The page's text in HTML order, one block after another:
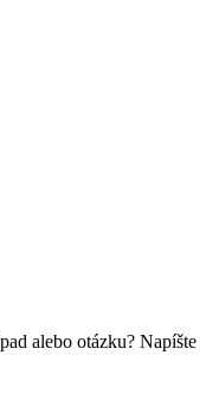
alebo otázku? Napíšte